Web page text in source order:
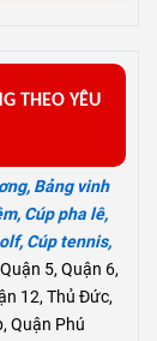
THEO YÊU
, Bảng vinh
, Cúp pha lê,
, Cúp tennis,
5, Quận 6,
12, Thủ Đức,
Quận Phú